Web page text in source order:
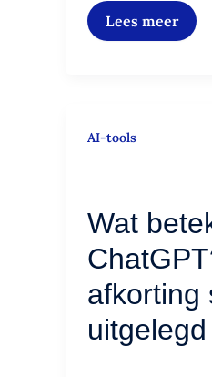
Lees meer
AI-tools
Wat
afkorting
uitgelegd
Wat
ChatGPT?
De
afkorting
simpel